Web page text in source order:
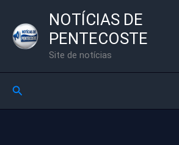
para
NOTÍCIAS DE
PENTECOSTE
Site de notícias
Pesquisar